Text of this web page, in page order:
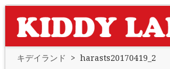
キデイランド > harasts20170419_2